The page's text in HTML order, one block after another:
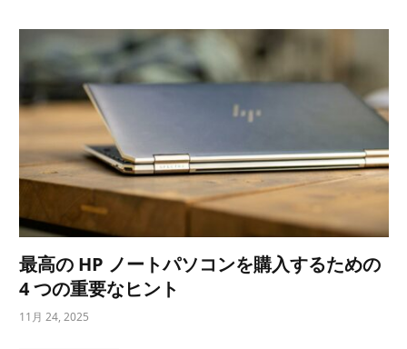
最高の HP ノートパソコンを購入するための
4 つの重要なヒント
11月 24, 2025